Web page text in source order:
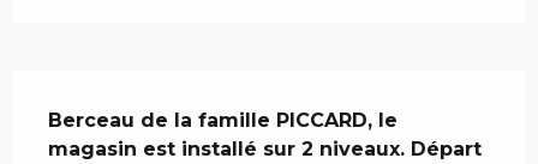
Berceau de la famille PICCARD, le
magasin est installé sur 2 niveaux. Départ